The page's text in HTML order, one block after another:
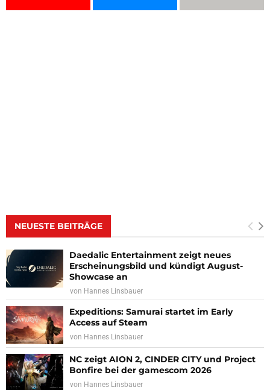
NEUESTE BEITRÄGE
Daedalic Entertainment zeigt neues
Erscheinungsbild und kündigt August-
Showcase an
von Hannes Linsbauer
Expeditions: Samurai startet im Early
Access auf Steam
von Hannes Linsbauer
NC zeigt AION 2, CINDER CITY und Project
Bonfire bei der gamescom 2026
von Hannes Linsbauer